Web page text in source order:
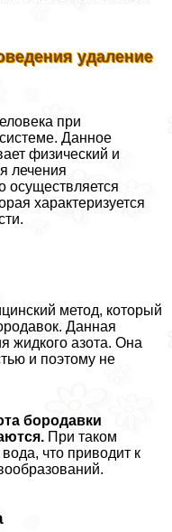
удаление
при
Данное
физический и
лечения
осуществляется
хаpaктеризуется
метод, который
Данная
жидкого азота. Она
и поэтому не
бородавки
При таком
что приводит к